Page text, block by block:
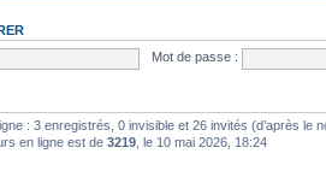
Mot de passe :
: 3 enregistrés, 0 invisible et 26 invités (d’après le
en ligne est de 3219 , le 10 mai 2026, 18:24